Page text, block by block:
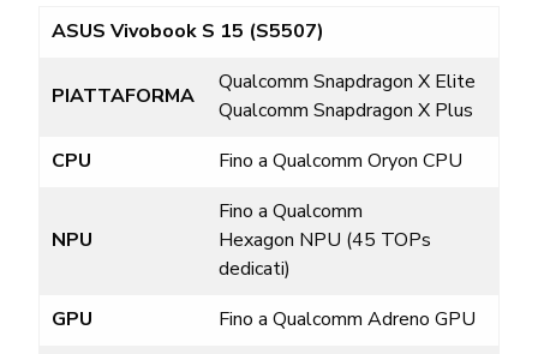
ASUS Vivobook S 15 (S5507)
PIATTAFORMA
Qualcomm Snapdragon X Elite
Qualcomm Snapdragon X Plus
CPU
Fino a Qualcomm Oryon CPU
NPU
Fino a Qualcomm
Hexagon NPU (45 TOPs
dedicati)
GPU
Fino a Qualcomm Adreno GPU